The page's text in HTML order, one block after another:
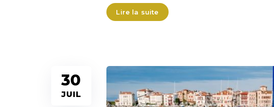
Lire la suite
30
JUIL